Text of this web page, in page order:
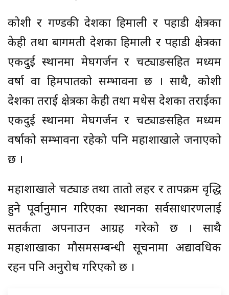
कोशी र गण्डकी प्रदेशका हिमाली र पहाडी क्षेत्रका
केही तथा बागमती प्रदेशका हिमाली र पहाडी क्षेत्रका
एकदुई स्थानमा मेघगर्जन र चट्याङसहित मध्यम
वर्षा वा हिमपातको सम्भावना छ । साथै, कोशी
प्रदेशका तराई क्षेत्रका केही तथा मधेस प्रदेशका तराईका
एकदुई स्थानमा मेघगर्जन र चट्याङसहित मध्यम
वर्षाको सम्भावना रहेको पनि महाशाखाले जनाएको
छ ।
महाशाखाले चट्याङ तथा तातो लहर र तापक्रम वृद्धि
हुने पूर्वानुमान गरिएका स्थानका सर्वसाधारणलाई
सतर्कता अपनाउन आग्रह गरेको छ । साथै
महाशाखाका मौसमसम्बन्धी सूचनामा अद्यावधिक
रहन पनि अनुरोध गरिएको छ ।